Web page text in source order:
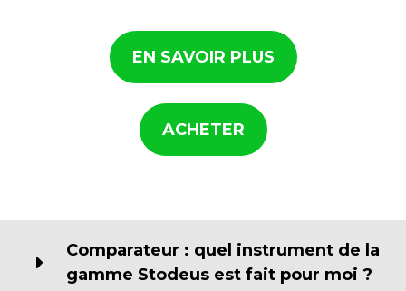
EN SAVOIR PLUS
ACHETER
Comparateur : quel instrument de la
gamme Stodeus est fait pour moi ?